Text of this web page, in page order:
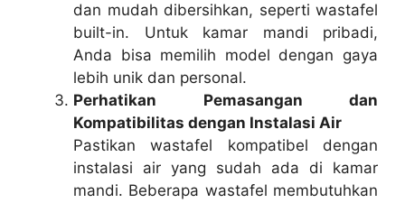
dan mudah dibersihkan, seperti wastafel
built-in. Untuk kamar mandi pribadi,
Anda bisa memilih model dengan gaya
lebih unik dan personal.
Perhatikan Pemasangan dan
Kompatibilitas dengan Instalasi Air
Pastikan wastafel kompatibel dengan
instalasi air yang sudah ada di kamar
mandi. Beberapa wastafel membutuhkan